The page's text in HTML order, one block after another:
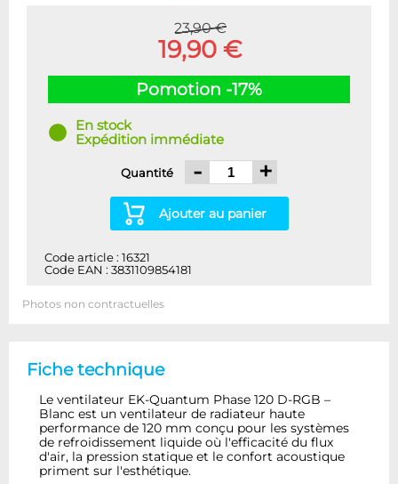
23,90 €
19,90 €
Pomotion -17%
En stock
Expédition immédiate
Quantité - +
Ajouter au panier
Code article : 16321
Code EAN : 3831109854181
Photos non contractuelles
Fiche technique
Le ventilateur EK-Quantum Phase 120 D-RGB –
Blanc est un ventilateur de radiateur haute
performance de 120 mm conçu pour les systèmes
de refroidissement liquide où l'efficacité du flux
d'air, la pression statique et le confort acoustique
priment sur l'esthétique.